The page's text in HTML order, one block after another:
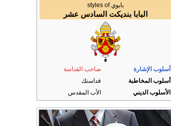
بابوي styles of
البابا بنديكت السادس عشر
أسلوب الإشارة
صاحب القداسة
أسلوب المخاطبة
قداستك
الأسلوب الديني
الأب المقدس